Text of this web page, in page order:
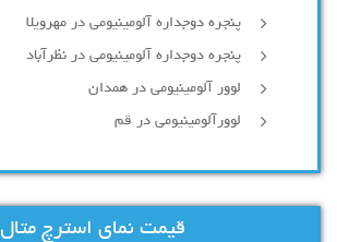
پنجره دوجداره آلومینیومی در مهرویلا
پنجره دوجداره آلومینیومی در نظرآباد
لوور آلومینیومی در همدان
لوورآلومینیومی در قم
قیمت نمای استرچ متال